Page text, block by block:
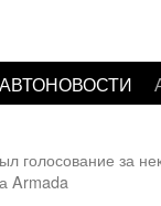
АВТОНОВОСТИ
голосование за
Armada